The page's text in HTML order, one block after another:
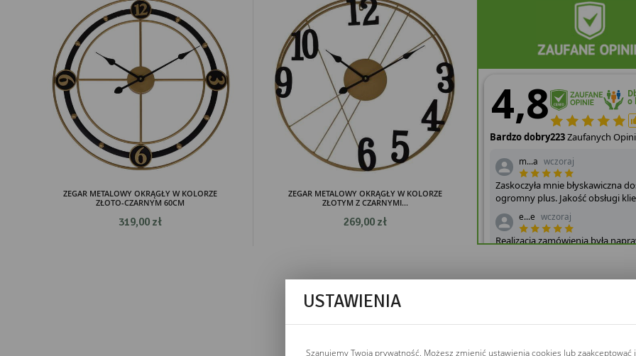
ZEGAR METALOWY OKRĄGŁY W KOLORZE
ZŁOTO-CZARNYM 60CM
319,00 zł
ZEGAR METALOWY OKRĄGŁY W KOLORZE
ZŁOTYM Z CZARNYMI...
269,00 zł
USTAWIENIA
Szanujemy Twoją prywatność. Możesz zmienić ustawienia cookies lub zaakceptować